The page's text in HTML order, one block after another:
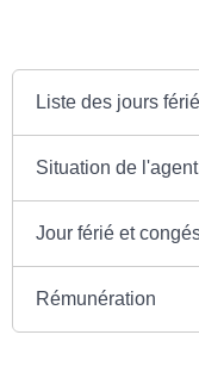
Liste des jours
Situation de
Jour férié et
Rémunération